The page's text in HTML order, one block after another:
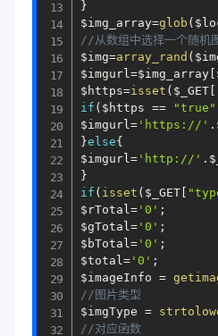
}
$img_array=glob (
//从数组中选择一个随机
$img=array_rand (
$imgurl=$img_array [
$https=isset ( $_GET [
if ( $https == "true"
$imgurl= 'https://' .
}else{
$imgurl= 'http://' .
}
if ( isset ( $_GET [
$rTotal= '0' ;
$gTotal= '0' ;
$bTotal= '0' ;
$total= '0' ;
$imageInfo
=
//图片类型
$imgType
=
//对应函数